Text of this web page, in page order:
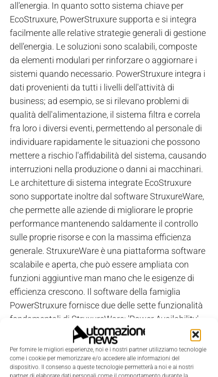
Per fornire le migliori esperienze, noi e i nostri partner utilizziamo tecnologie
come i cookie per memorizzare e/o accedere alle informazioni del
dispositivo. Il consenso a queste tecnologie permetterà a noi e ai nostri
all'energia. In quanto sotto sistema chiave per
EcoStruxure, PowerStruxure supporta e si integra
facilmente alle relative strategie generali di gestione
dell'energia. Le soluzioni sono scalabili, composte
da elementi modulari per rinforzare o aggiornare i
sistemi quando necessario. PowerStruxure integra i
dati provenienti da tutti i livelli dell'attività di
business; ad esempio, se si rilevano problemi di
qualità dell'alimentazione, il sistema filtra e correla
fra loro i diversi eventi, permettendo al personale di
individuare rapidamente le situazioni che possono
mettere a rischio l'affidabilità del sistema, causando
interruzioni nella produzione o danni ai macchinari.
Le architetture di sistema integrate EcoStruxure
sono supportate inoltre dal software StruxureWare,
che permette alle aziende di migliorare le proprie
performance mantenendo saldamente il controllo
sulle proprie risorse e con la massima efficienza
generale. StruxureWare è una piattaforma software
scalabile e aperta, che può essere ampliata con
funzioni aggiuntive man mano che le esigenze di
efficienza crescono. Il software della famiglia
PowerStruxure fornisce due delle sette funzionalità
fondamentali di StruxureWare: 'Power Availability',
per controllare in tempo reale e sul terreno le facility,
ed 'Energy Management', per ottimizzare tutte le
fonti di energia anche in più siti operativi. Nel corso
del 2012 saranno introdotte sul mercato altre due